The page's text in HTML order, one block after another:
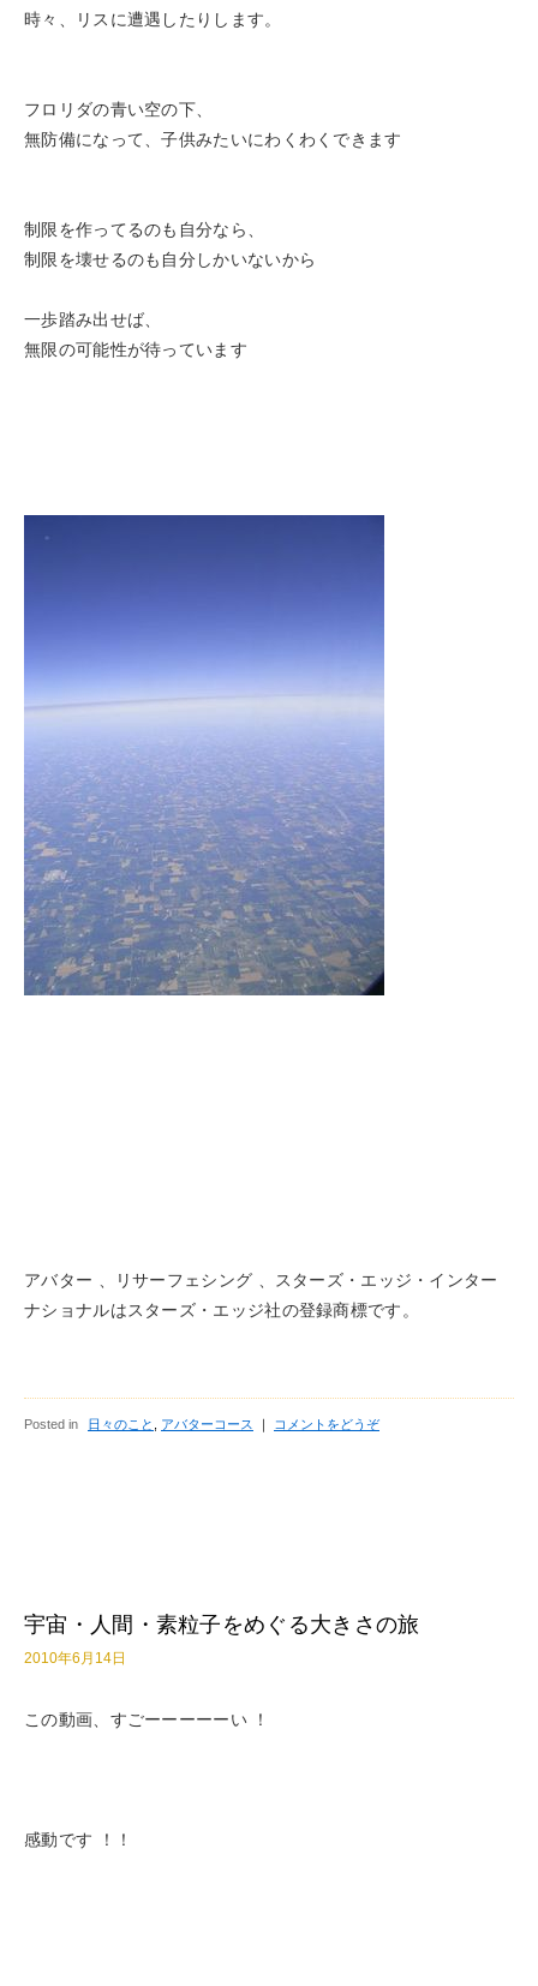
時々、リスに遭遇したりします。
フロリダの青い空の下、
無防備になって、子供みたいにわくわくできます
制限を作ってるのも自分なら、
制限を壊せるのも自分しかいないから
一歩踏み出せば、
無限の可能性が待っています
アバター 、リサーフェシング 、スターズ・エッジ・インター
ナショナルはスターズ・エッジ社の登録商標です。
Posted in 日々のこと アバターコース ｜ コメントをどうぞ
宇宙・人間・素粒子をめぐる大きさの旅
2010年6月14日
この動画、すごーーーーーい ！
感動です ！！